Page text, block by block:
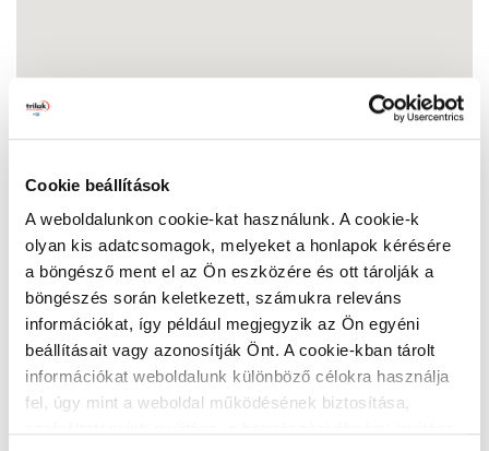
Cookie beállítások
A weboldalunkon cookie-kat használunk. A cookie-k
olyan kis adatcsomagok, melyeket a honlapok kérésére
a böngésző ment el az Ön eszközére és ott tárolják a
böngészés során keletkezett, számukra releváns
információkat, így például megjegyzik az Ön egyéni
beállításait vagy azonosítják Önt. A cookie-kban tárolt
információkat weboldalunk különböző célokra használja
fel, úgy mint a weboldal működésének biztosítása,
Uniteam festékcentrum
7622 Pécs, Légszeszgyár utca 19/2
Nyitvatartás:
Hétfő:
07:00 - 16:30
Kedd:
07:00 - 16:30
Szerda:
07:00 - 16:30
Csütörtök:07:00 - 16:30
Péntek:
07:00 - 16:30